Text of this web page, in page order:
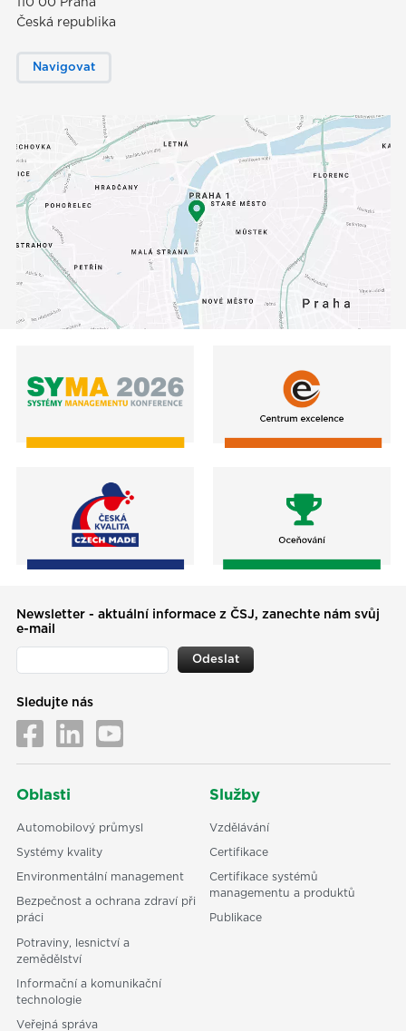
110 00 Praha
Česká republika
Navigovat
Newsletter - aktuální informace z ČSJ, zanechte nám svůj
e-mail
Odeslat
Sledujte nás
Oblasti
Automobilový průmysl
Systémy kvality
Environmentální management
Bezpečnost a ochrana zdraví při
práci
Potraviny, lesnictví a
zemědělství
Informační a komunikační
technologie
Veřejná správa
Služby
Vzdělávání
Certifikace
Certifikace systémů
managementu a produktů
Publikace